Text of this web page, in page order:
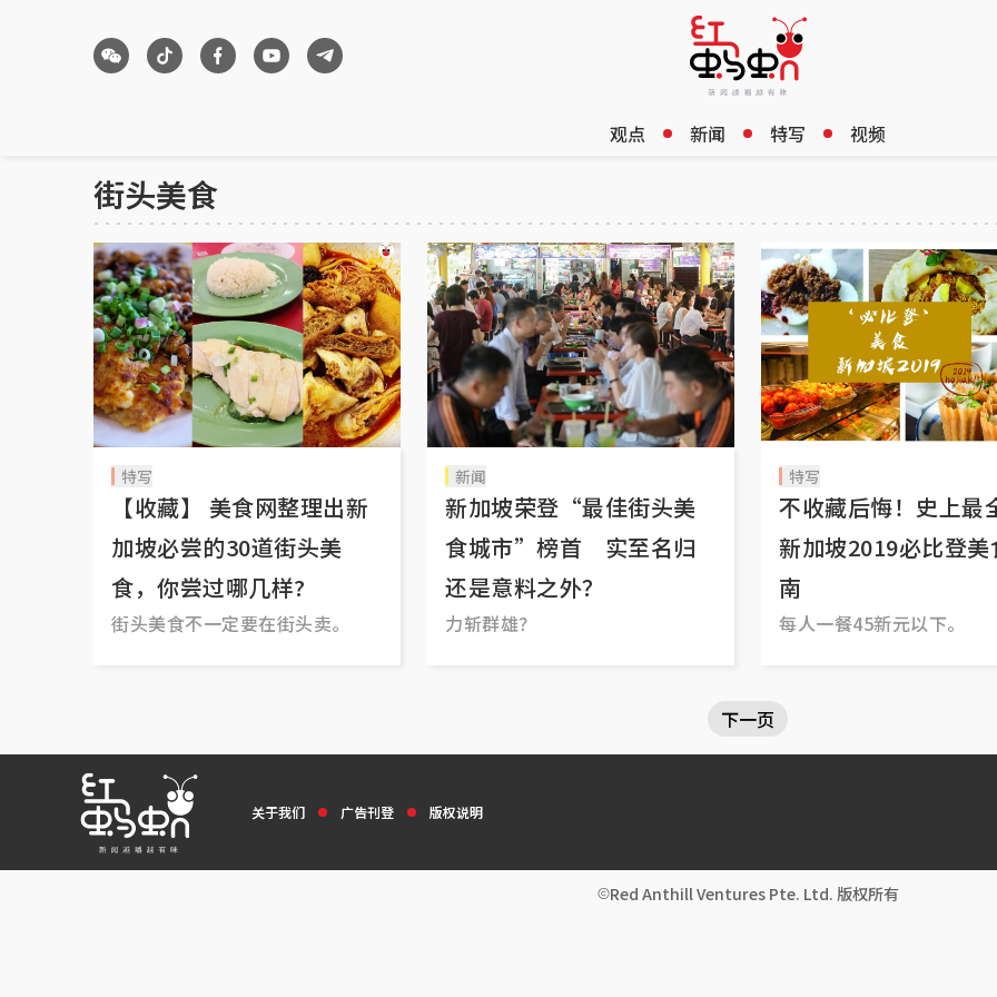
观点 新闻 特写 视频
街头美食
特写
【收藏】 美食网整理出新
加坡必尝的30道街头美
食，你尝过哪几样?
街头美食不一定要在街头卖。
新闻
新加坡荣登“最佳街头美
食城市”榜首 实至名归
还是意料之外？
力斩群雄？
特写
不收藏后悔！史上最
新加坡2019必比登美
南
每人一餐45新元以下。
下一页
关于我们 广告刊登 版权说明
Red Anthill Ventures Pte. Ltd. 版权所有